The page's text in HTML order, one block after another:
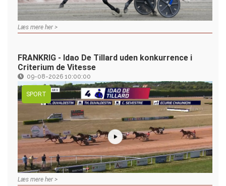
Læs mere her >
FRANKRIG - Idao De Tillard uden konkurrence i
Criterium de Vitesse
09-08-2026 10:00:00
SPORT
Læs mere her >